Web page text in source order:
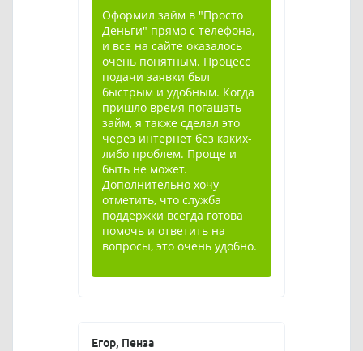
Оформил займ в "Просто
Деньги" прямо с телефона,
и все на сайте оказалось
очень понятным. Процесс
подачи заявки был
быстрым и удобным. Когда
пришло время погашать
займ, я также сделал это
через интернет без каких-
либо проблем. Проще и
быть не может.
Дополнительно хочу
отметить, что служба
поддержки всегда готова
помочь и ответить на
вопросы, это очень удобно.
Егор, Пенза